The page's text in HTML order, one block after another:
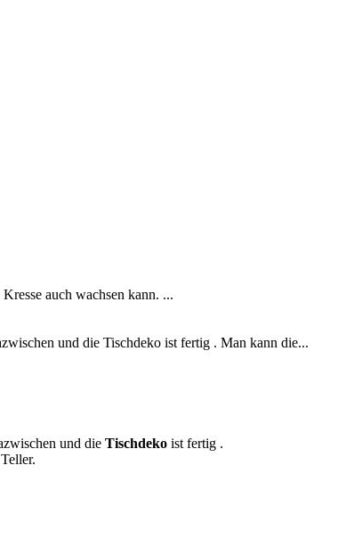
auch wachsen kann. ...
und die Tischdeko ist fertig . Man kann die...
und die Tischdeko ist fertig .